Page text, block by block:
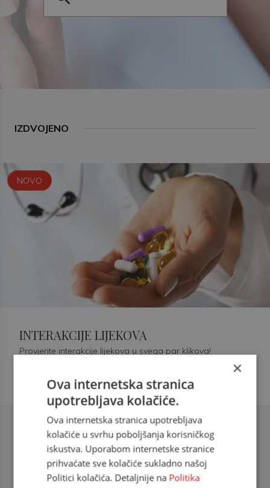
IZDVOJENO
Šećerna bolest tip 2 = kardiovaskularna
doc. dr. sc. Višnja Kokić Maleš,
dr.med., specijalististica
NOVO
INTERAKCIJE LIJEKOVA
Provjerite interakcije lijekova u svega par klikova!
×
Ova internetska stranica
upotrebljava kolačiće.
Ova internetska stranica upotrebljava
kolačiće u svrhu poboljšanja korisničkog
iskustva. Uporabom internetske stranice
prihvaćate sve kolačiće sukladno našoj
Politici kolačića. Detaljnije na Politika